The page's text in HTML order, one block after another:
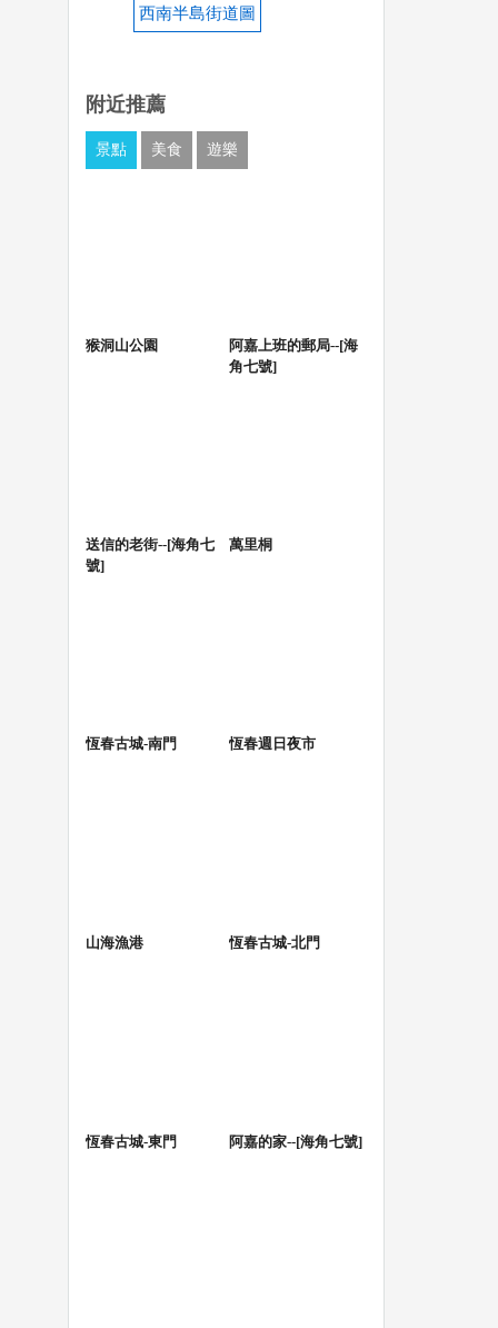
西南半島街道圖
附近推薦
景點 美食 遊樂
猴洞山公園
阿嘉上班的郵局--[海
角七號]
送信的老街--[海角七
號]
萬里桐
恆春古城-南門 恆春週日夜市
山海漁港 恆春古城-北門
恆春古城-東門 阿嘉的家--[海角七號]